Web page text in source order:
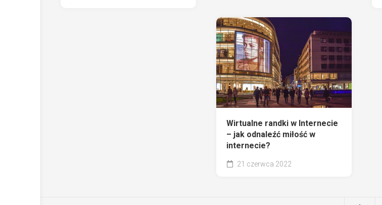
Wirtualne randki w Internecie
– jak odnaleźć miłość w
internecie?
21 czerwca 2022